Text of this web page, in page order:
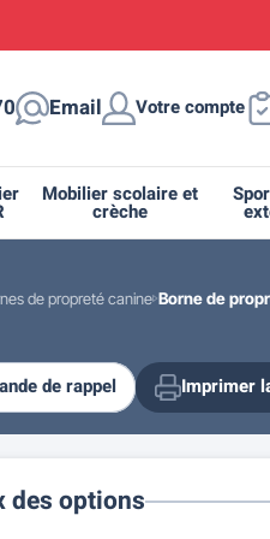
Email Votre compte
Miroir
Mobilier scolaire et
crèche
Casiers et
de propreté canine Borne de
des options
de rappel Imprimer